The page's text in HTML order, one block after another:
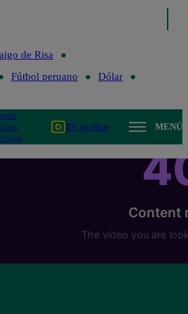
de Risa
Fútbol peruano
Dólar
TV en vivo MENÚ